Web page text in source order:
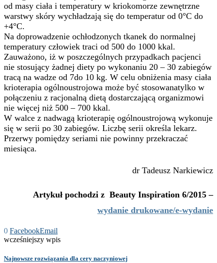
od masy ciała i temperatury w kriokomorze zewnętrzne
warstwy skóry wychładzają się do temperatur od 0°C do
+4°C.
Na doprowadzenie ochłodzonych tkanek do normalnej
temperatury człowiek traci od 500 do 1000 kkal.
Zauważono, iż w poszczególnych przypadkach pacjenci
nie stosujący żadnej diety po wykonaniu 20 – 30 zabiegów
tracą na wadze od 7do 10 kg. W celu obniżenia masy ciała
krioterapia ogólnoustrojowa może być stosowanatylko w
połączeniu z racjonalną dietą dostarczającą organizmowi
nie więcej niż 500 – 700 kkal.
W walce z nadwagą krioterapię ogólnoustrojową wykonuje
się w serii po 30 zabiegów. Liczbę serii określa lekarz.
Przerwy pomiędzy seriami nie powinny przekraczać
miesiąca.
dr Tadeusz Narkiewicz
Artykuł pochodzi z Beauty Inspiration 6/2015 –
wydanie drukowane/e-wydanie
0 FacebookEmail
wcześniejszy wpis
Najnowsze rozwiązania dla cery naczyniowej